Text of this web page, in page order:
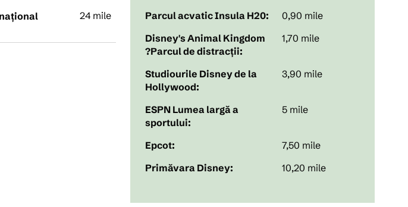
24 mile Parcul acvatic Insula H20:
0,90 mile
Disney's Animal Kingdom
?Parcul de distracții:
1,70 mile
Studiourile Disney de la
Hollywood:
3,90 mile
ESPN Lumea largă a
sportului:
5 mile
Epcot:
7,50 mile
Primăvara Disney:
10,20 mile